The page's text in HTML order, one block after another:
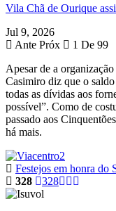
Vila Chã de Ourique
Jul 9, 2026
Ante Próx
1 De 99
Apesar de a
Casimiro diz que o
todas as dívidas aos
possível”. Como de
passado aos
há mais.
Festejos em honra do
328
328